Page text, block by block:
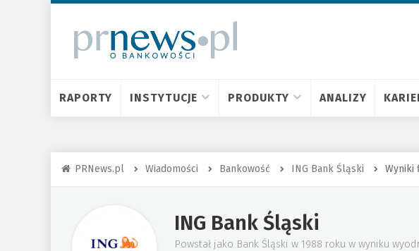
RAPORTY INSTYTUCJE PRODUKTY ANALIZY
PRNews.pl Wiadomości Bankowość ING Bank Śląski Wyniki
ING Bank Śląski
Powstał jako Bank Śląski w 1988 roku w wyniku